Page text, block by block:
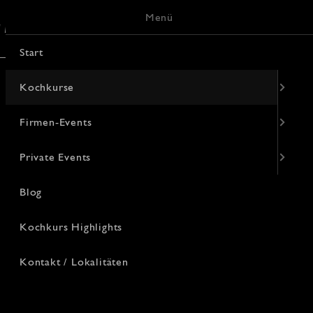
Menü
Start
Kochkurse
Firmen-Events
Private Events
Blog
Kochkurs Highlights
Kontakt / Lokalitäten